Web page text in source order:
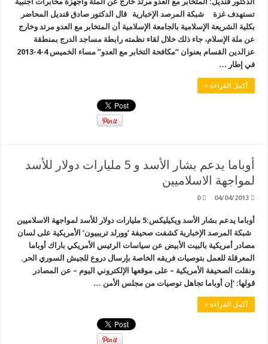
تستهدف غزة شبكة المرصد الإخبارية قال الدكتور صادق قنديل المحاضر
بكلية الشريعة الإسلامية بالجامعة الإسلامية أن المتخابر مع العدو مرتد وخارج
عن ملة الإسلام، جاء ذلك خلال لقاء نظمته رابطة مساجد الدرج بمنطقة
عزالدين القسام بعنوان “مكافحة التخابر مع العدو” مساء الخميس 4-4-2013
في إطار …
أكمل القراءة »
أوباما يدعم بشار الأسد و 5 مليارات دولار للأسد
لمواجهة الاسلاميين
04/04/2013
0
أوباما يدعم بشار الأسد ويكيليكس:5 مليارات دولار للأسد لمواجهة الاسلاميين
شبكة المرصد الإخبارية كشفت صحيفة ‘وورلد تريبيون’ الأمريكية على لسان
مصادر أمريكية بالبيت الأبيض عن سياسات الرئيس الأمريكي باراك أوباما
المعرقلة للعمل بتوصيات فريقه الخاصة بإرسال دروع للجيش السوري الحر.
ونقلت الصحيفة الأمريكية – على موقعها الإلكتروني اليوم – عن المصادر
قولها: ‘إن أوباما تجاهل توصيات من مجلس الأمن …
أكمل القراءة »